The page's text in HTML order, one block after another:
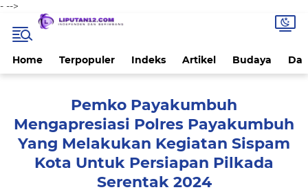
- -->
Home Terpopuler Indeks Artikel Budaya
Pemko Payakumbuh
Mengapresiasi Polres Payakumbuh
Yang Melakukan Kegiatan Sispam
Kota Untuk Persiapan Pilkada
Serentak 2024